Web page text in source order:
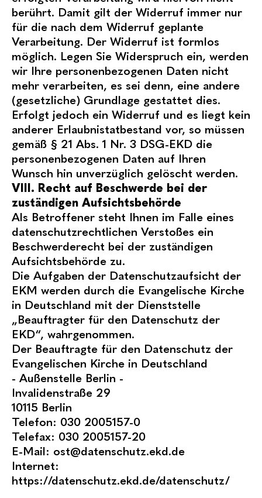
berührt. Damit gilt der Widerruf immer nur
für die nach dem Widerruf geplante
Verarbeitung. Der Widerruf ist formlos
möglich. Legen Sie Widerspruch ein, werden
wir Ihre personenbezogenen Daten nicht
mehr verarbeiten, es sei denn, eine andere
(gesetzliche) Grundlage gestattet dies.
Erfolgt jedoch ein Widerruf und es liegt kein
anderer Erlaubnistatbestand vor, so müssen
gemäß § 21 Abs. 1 Nr. 3 DSG-EKD die
personenbezogenen Daten auf Ihren
Wunsch hin unverzüglich gelöscht werden.
VIII. Recht auf Beschwerde bei der
zuständigen Aufsichtsbehörde
Als Betroffener steht Ihnen im Falle eines
datenschutzrechtlichen Verstoßes ein
Beschwerderecht bei der zuständigen
Aufsichtsbehörde zu.
Die Aufgaben der Datenschutzaufsicht der
EKM werden durch die Evangelische Kirche
in Deutschland mit der Dienststelle
„Beauftragter für den Datenschutz der
EKD“, wahrgenommen.
Der Beauftragte für den Datenschutz der
Evangelischen Kirche in Deutschland
- Außenstelle Berlin -
Invalidenstraße 29
10115 Berlin
Telefon: 030 2005157-0
Telefax: 030 2005157-20
E-Mail: ost@datenschutz.ekd.de
Internet:
https://datenschutz.ekd.de/datenschutz/